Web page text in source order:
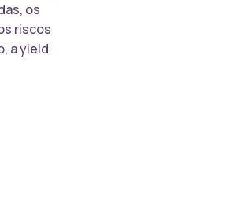
os
riscos
a yield